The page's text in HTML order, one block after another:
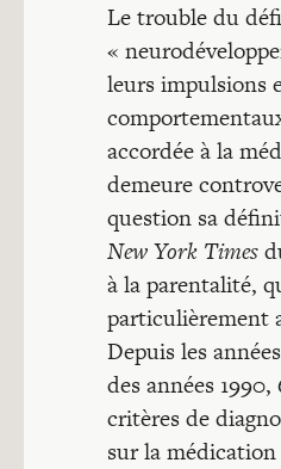
Le trouble du
«
leurs impulsions
accordée à la
demeure
question sa
New York Times
à la parentalité,
particulièrement
Depuis les
des années
critères de
sur la